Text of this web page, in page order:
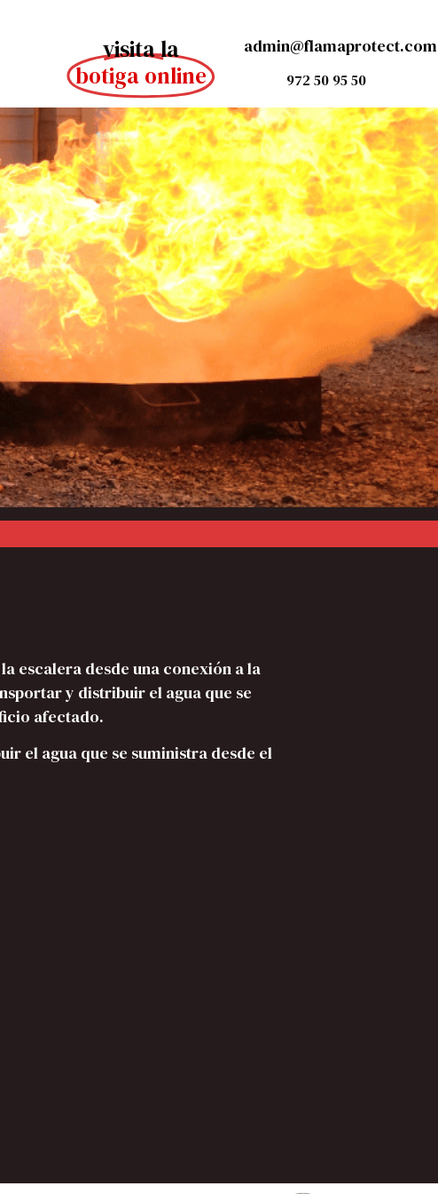
visita la
botiga online
admin@flamaprotect.com
972 50 95 50
escalera desde una conexión a la
y distribuir el agua que se
afectado.
el agua que se suministra desde el